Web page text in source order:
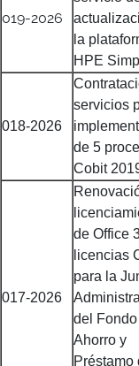
019-2026
la
HPE
018-2026
servicios
de 5
Cobit
017-2026
de Office
licencias
para la
del
Ahorro y
Préstamo